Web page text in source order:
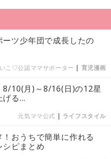
ーツ少年団で成長したの
こ♡公認ママサポーター | 育児漫画
8/10(月)～8/16(日)の12星
る...
元気ママ公式 | ライフスタイル
おうちで簡単に作れる
シピまとめ